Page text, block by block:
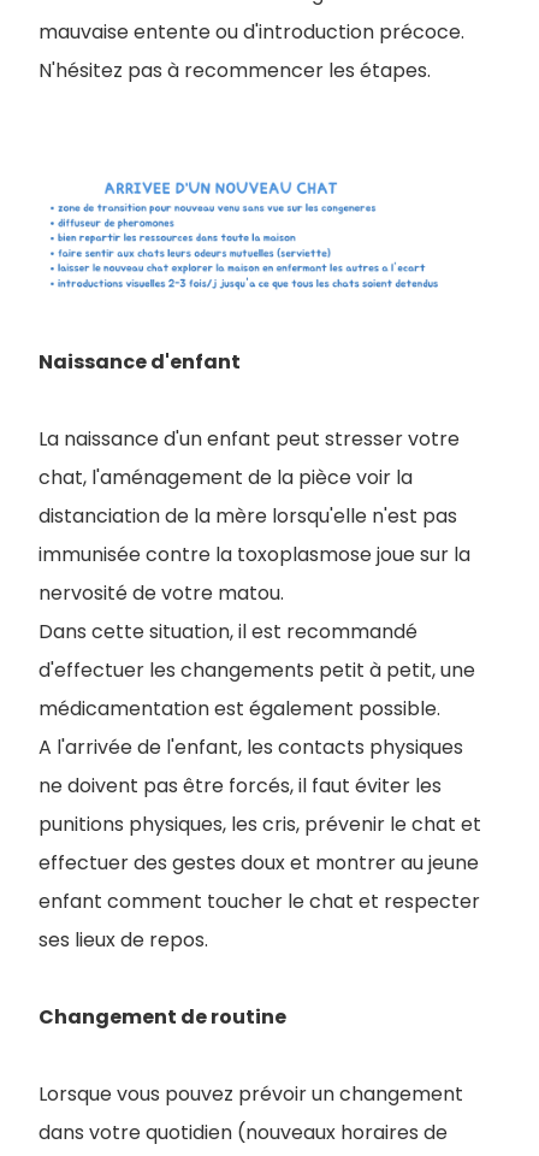
mauvaise entente ou d'introduction précoce.
N'hésitez pas à recommencer les étapes.
Naissance d'enfant
La naissance d'un enfant peut stresser votre
chat, l'aménagement de la pièce voir la
distanciation de la mère lorsqu'elle n'est pas
immunisée contre la toxoplasmose joue sur la
nervosité de votre matou.
Dans cette situation, il est recommandé
d'effectuer les changements petit à petit, une
médicamentation est également possible.
A l'arrivée de l'enfant, les contacts physiques
ne doivent pas être forcés, il faut éviter les
punitions physiques, les cris, prévenir le chat et
effectuer des gestes doux et montrer au jeune
enfant comment toucher le chat et respecter
ses lieux de repos.
Changement de routine
Lorsque vous pouvez prévoir un changement
dans votre quotidien (nouveaux horaires de